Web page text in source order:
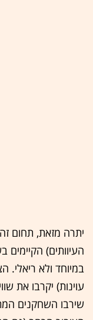
יתרה מזאת, תחום זה
העיוותים) הקיימים
במיוחד ולא ריאלי.
עוינות) יקרבו את
שירבו השחקנים